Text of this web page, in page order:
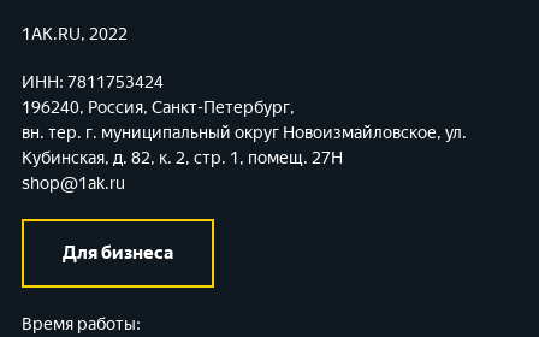
1AK.RU, 2022
ИНН: 7811753424
196240, Россия, Санкт-Петербург,
вн. тер. г. муниципальный округ Новоизмайловское, ул.
Кубинская, д. 82, к. 2, стр. 1, помещ. 27Н
shop@1ak.ru
Для бизнеса
Время работы: